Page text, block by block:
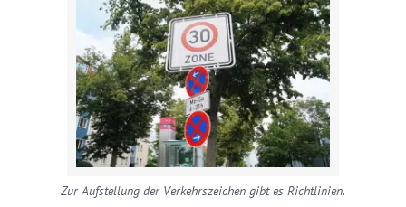
Zur Aufstellung der Verkehrszeichen gibt es Richtlinien.